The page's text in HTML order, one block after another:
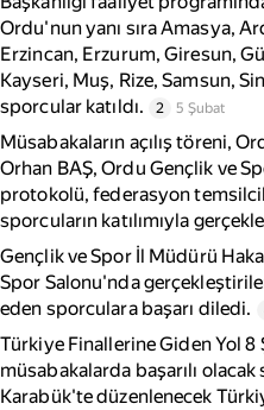
Ordu'nun yanı sıra Amasya,
Erzincan, Erzurum, Giresun,
Kayseri, Muş, Rize, Samsun,
sporcular katıldı.
2 5 Şubat
Müsabakaların açılış töreni,
Orhan BAŞ, Ordu Gençlik ve
protokolü, federasyon
sporcuların katılımıyla
Gençlik ve Spor İl Müdürü
Spor Salonu'nda
eden sporculara başarı diledi.
Türkiye Finallerine Giden Yol 8
müsabakalarda başarılı
Karabük'te düzenlenecek